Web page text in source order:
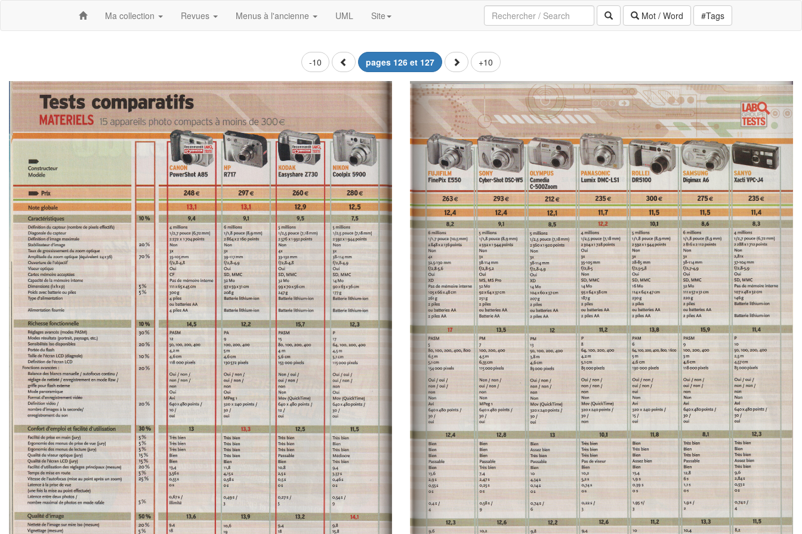
Ma collection Revues Menus à l'ancienne UML Site Mot / Word #Tags
-10 pages 126 et 127 +10